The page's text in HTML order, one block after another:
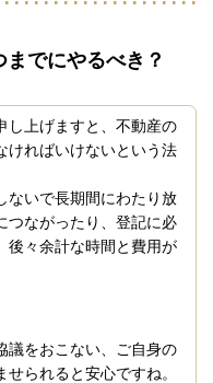
でにやるべき？
し上げますと、不動産の
ければいけないという法
ないで長期間にわたり放
つながったり、登記に必
後々余計な時間と費用が
議をおこない、ご自身の
られると安心ですね。